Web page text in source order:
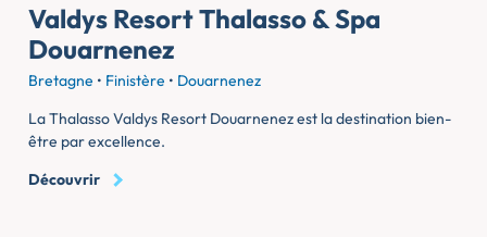
Valdys Resort Thalasso & Spa
Douarnenez
Bretagne • Finistère • Douarnenez
La Thalasso Valdys Resort Douarnenez est la destination bien-
être par excellence.
Découvrir